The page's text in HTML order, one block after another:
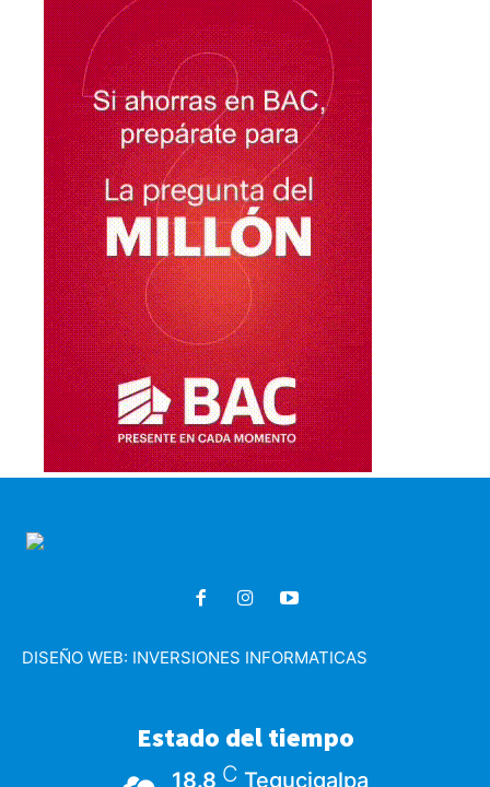
DISEÑO WEB: INVERSIONES INFORMATICAS
Estado del tiempo
18.8 C Tegucigalpa